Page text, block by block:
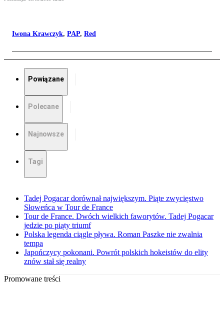
Iwona Krawczyk, PAP, Red
Powiązane
Polecane
Najnowsze
Tagi
Tadej Pogacar dorównał największym. Piąte zwycięstwo
Słoweńca w Tour de France
Tour de France. Dwóch wielkich faworytów. Tadej Pogacar
jedzie po piąty triumf
Polska legenda ciągle pływa. Roman Paszke nie zwalnia
tempa
Japończycy pokonani. Powrót polskich hokeistów do elity
znów stał się realny
Promowane treści